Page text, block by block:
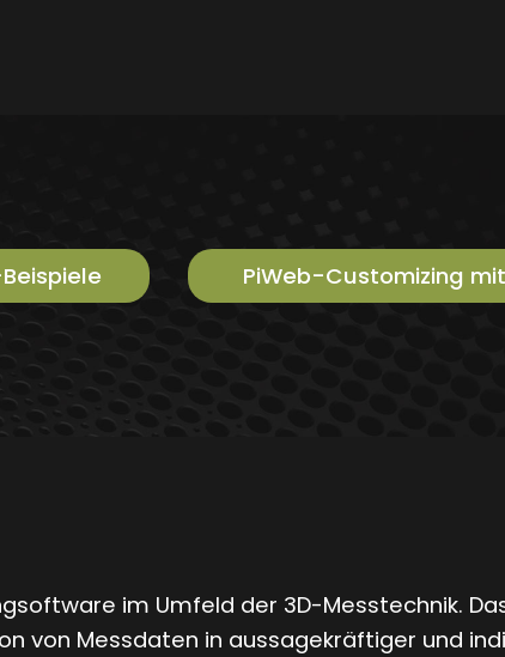
PiWeb-Customizing
im Umfeld der 3D-Messtechnik.
von Messdaten in aussagekräftiger und